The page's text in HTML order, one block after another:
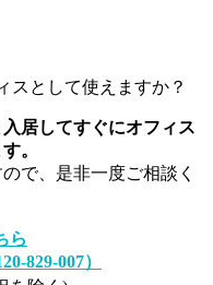
スとして使えますか？
居してすぐにオフィス
。
で、是非一度ご相談く
ら
829-007）